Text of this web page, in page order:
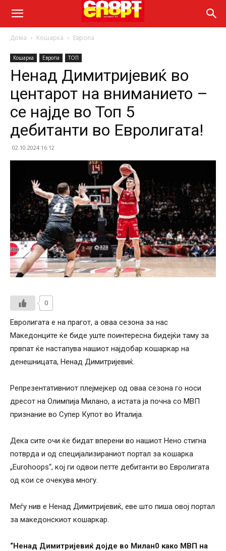
Дома Кошарка Европа
Кошарка Европа ТОП
Ненад Димитријевиќ во
центарот на вниманието –
се најде во Топ 5
дебитанти во Евролигата!
02.10.2024 16:12
0
Евролигата е на прагот, а оваа сезона за нас
Македонците ќе биде уште поинтересна бидејќи таму за
првпат ќе настапува нашиот најдобар кошаркар на
денешницата, Ненад Димитријевиќ.
Репрезентативниот плејмејкер од оваа сезона го носи
дресот на Олимпија Милано, а истата ја почна со МВП
признание во Супер Купот во Италија.
Дека сите очи ќе бидат вперени во нашиот Нено стигна
потврда и од специјализираниот портал за кошарка
„Eurohoops“, кој ги одвои петте дебитанти во Евролигата
од кои се очекува многу.
Меѓу нив е Ненад Димитријевиќ, еве што пиша овој портал
за македонскиот кошаркар.
“Ненад Димитријевиќ дојде во Милан0 како МВП на